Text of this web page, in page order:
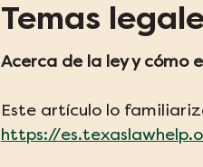
Temas
Acerca de la ley y cómo
Este artículo lo
https://